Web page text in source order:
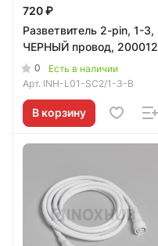
720 ₽
Разветвитель 2-pin, 1-3,
ЧЕРНЫЙ провод, 200012
0
Есть в наличии
Арт. INH-L01-SC2/1-3-B
В корзину